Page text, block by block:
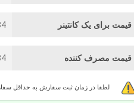
قیمت برای یک کانتینر
قیمت مصرف کننده
لطفا در زمان ثبت سفارش به حداقل